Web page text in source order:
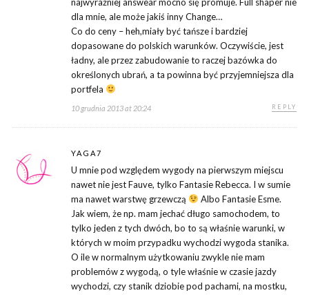
dla mnie, ale może jakiś inny Change…
Co do ceny – heh,miały być tańsze i bardziej
dopasowane do polskich warunków. Oczywiście, jest
ładny, ale przez zabudowanie to raczej bazówka do
określonych ubrań, a ta powinna być przyjemniejsza dla
portfela
10 grudnia 2013 at 20:24 REPLY
YAGA7
U mnie pod względem wygody na pierwszym miejscu
nawet nie jest Fauve, tylko Fantasie Rebecca. I w sumie
ma nawet warstwę grzewczą
Albo Fantasie Esme.
Jak wiem, że np. mam jechać długo samochodem, to
tylko jeden z tych dwóch, bo to są właśnie warunki, w
których w moim przypadku wychodzi wygoda stanika.
O ile w normalnym użytkowaniu zwykle nie mam
problemów z wygodą, o tyle właśnie w czasie jazdy
wychodzi, czy stanik dziobie pod pachami, na mostku,